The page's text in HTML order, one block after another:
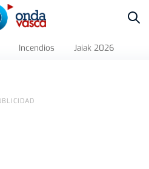
Incendios Jaiak 2026